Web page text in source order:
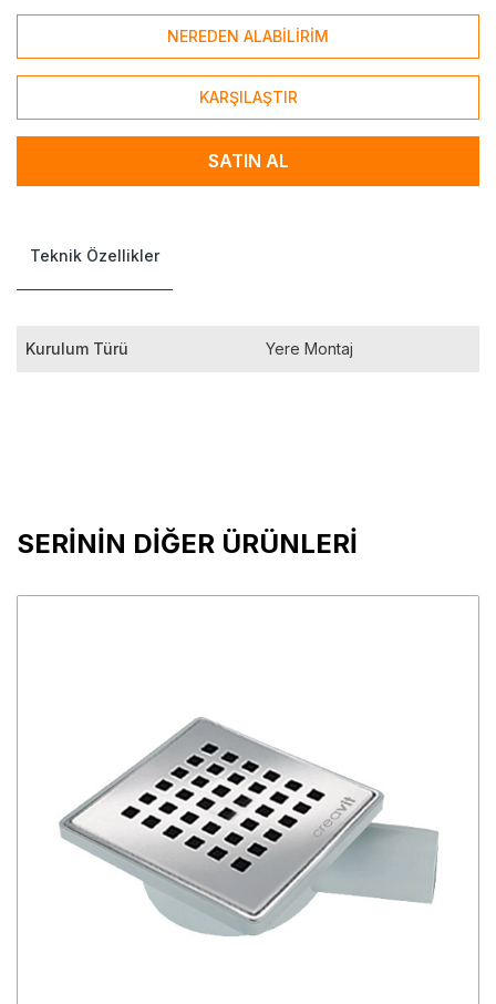
NEREDEN ALABİLİRİM
KARŞILAŞTIR
SATIN AL
Teknik Özellikler
Kurulum Türü Yere Montaj
SERİNİN DİĞER ÜRÜNLERİ